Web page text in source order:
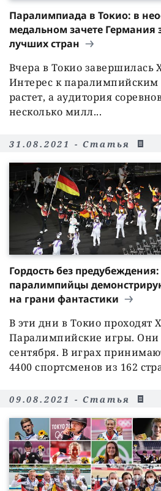
Паралимпиада в Токио: в
медальном зачете
лучших стран
Вчера в Токио завершилась
Интерес к паралимпийским
растет, а аудитория
несколько милл...
31.08.2021 - Статья
Гордость без
паралимпийцы
на грани фантастики
В эти дни в Токио проходят
Паралимпийские игры. Они
сентября. В играх
4400 спортсменов из 162
09.08.2021 - Статья